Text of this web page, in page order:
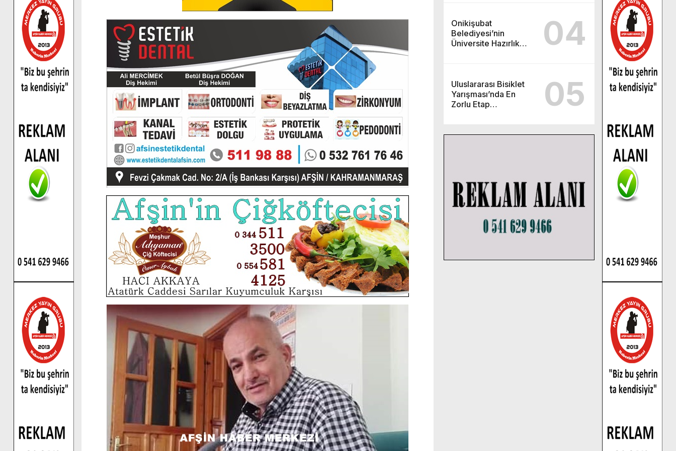
Onikişubat
Belediyesi’nin
Üniversite Hazırlık
04
Uluslararası Bisiklet
Yarışması’nda En
Zorlu Etap
05